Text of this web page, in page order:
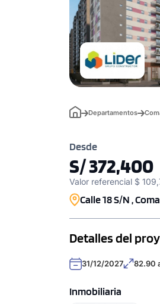
Departamentos
Desde
S/ 372,400
Valor referencial $
Calle 18 S/N ,
Detalles del
31/12/2027 82.90
Inmobiliaria